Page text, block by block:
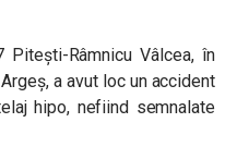
Râmnicu Vâlcea, în
a avut loc un accident
hipo, nefiind semnalate